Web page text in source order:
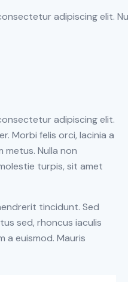
adipiscing elit.
adipiscing elit.
Morbi felis orci, lacinia a
Nulla non
turpis, sit amet
tincidunt. Sed
sed, rhoncus iaculis
a euismod. Mauris